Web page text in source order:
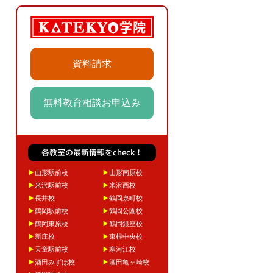
資料請求
無料教育相談お申込み
各教室の最新情報をcheck！
▶山形駅前校 ▶山形南原校
▶米沢駅前校 ▶米沢西校
▶長井校 ▶鶴岡泉町校
▶鶴岡駅前校 ▶鶴岡公園校
▶鶴岡東原校 ▶鶴岡銀座校
▶ 新庄校 ▶東根中央校
▶ 天童駅前校 ▶寒河江校
▶酒田みずほ校 ▶酒田亀ヶ崎校